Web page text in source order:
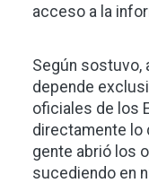
acceso a la
Según sostuvo,
depende
oficiales de los
directamente lo
gente abrió los
sucediendo en